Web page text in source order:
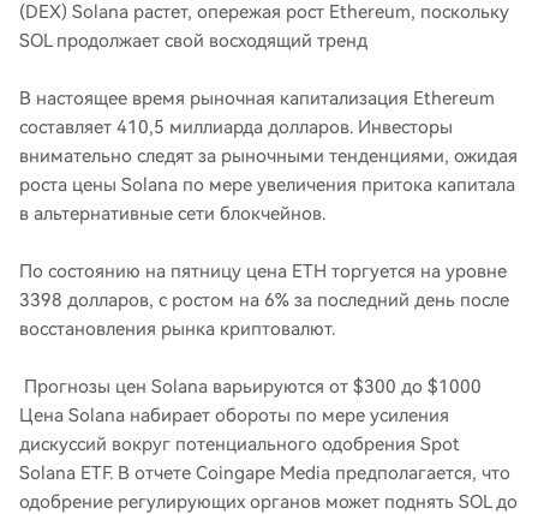
(DEX) Solana растет, опережая рост Ethereum, поскольку
SOL продолжает свой восходящий тренд
В настоящее время рыночная капитализация Ethereum
составляет 410,5 миллиарда долларов. Инвесторы
внимательно следят за рыночными тенденциями, ожидая
роста цены Solana по мере увеличения притока капитала
в альтернативные сети блокчейнов.
По состоянию на пятницу цена ETH торгуется на уровне
3398 долларов, с ростом на 6% за последний день после
восстановления рынка криптовалют.
Прогнозы цен Solana варьируются от $300 до $1000
Цена Solana набирает обороты по мере усиления
дискуссий вокруг потенциального одобрения Spot
Solana ETF. В отчете Coingape Media предполагается, что
одобрение регулирующих органов может поднять SOL до